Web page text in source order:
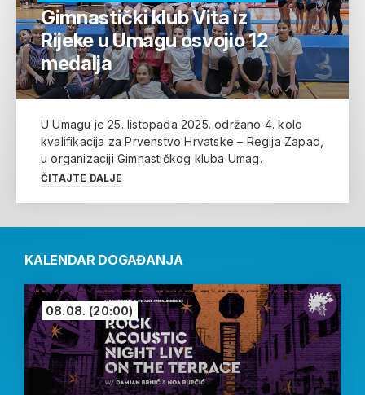
Gimnastički klub Vita iz
Rijeke u Umagu osvojio 12
medalja
U Umagu je 25. listopada 2025. održano 4. kolo
kvalifikacija za Prvenstvo Hrvatske – Regija Zapad,
u organizaciji Gimnastičkog kluba Umag.
ČITAJTE DALJE
KALENDAR DOGAĐANJA
08.08. (20:00)